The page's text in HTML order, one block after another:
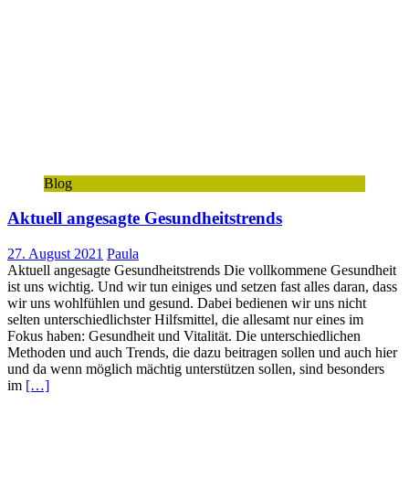
Blog
Aktuell angesagte Gesundheitstrends
27. August 2021 Paula
Aktuell angesagte Gesundheitstrends Die vollkommene Gesundheit
ist uns wichtig. Und wir tun einiges und setzen fast alles daran, dass
wir uns wohlfühlen und gesund. Dabei bedienen wir uns nicht
selten unterschiedlichster Hilfsmittel, die allesamt nur eines im
Fokus haben: Gesundheit und Vitalität. Die unterschiedlichen
Methoden und auch Trends, die dazu beitragen sollen und auch hier
und da wenn möglich mächtig unterstützen sollen, sind besonders
im […]